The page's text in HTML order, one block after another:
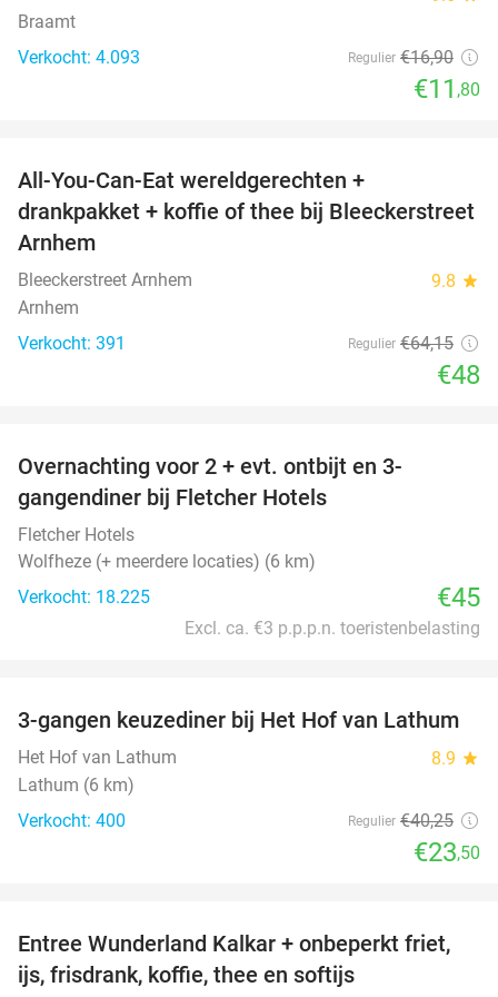
Braamt
Verkocht: 4.093
Regulier €16,90
€11 ,80
All-You-Can-Eat wereldgerechten +
drankpakket + koffie of thee bij Bleeckerstreet
Arnhem
Bleeckerstreet Arnhem 9.8 star
Arnhem
Verkocht: 391
Regulier €64,15
€48
Overnachting voor 2 + evt. ontbijt en 3-
gangendiner bij Fletcher Hotels
Fletcher Hotels
Wolfheze (+ meerdere locaties) (6 km)
Verkocht: 18.225
€45
Excl. ca. €3 p.p.p.n. toeristenbelasting
42%
3-gangen keuzediner bij Het Hof van Lathum
Het Hof van Lathum 8.9 star
Lathum (6 km)
Verkocht: 400
Regulier €40,25
€23,50
32%
Entree Wunderland Kalkar + onbeperkt friet,
ijs, frisdrank, koffie, thee en softijs